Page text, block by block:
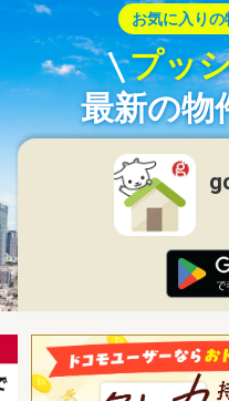
お気に入りの
プッ
最新の物